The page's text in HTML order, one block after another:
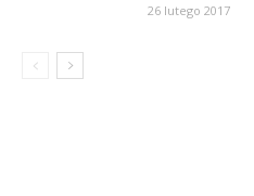
26 lutego 2017